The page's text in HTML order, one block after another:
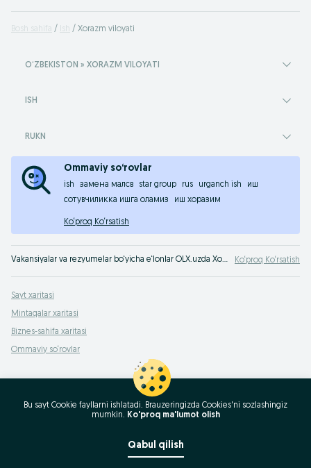
Bosh sahifa Ish Xorazm viloyati
OʻZBEKISTON » XORAZM VILOYATI
ISH
RUKN
Ommaviy so‘rovlar
ish замена малсв star group rus urganch ish
иш
сотувчиликка ишга оламиз
иш хоразим
Ko‘proq Ko‘rsatish
Vakansiyalar va rezyumelar bo‘yicha e‘lonlar OLX.uzda Xorazm viloyati. Ishga chiqish vaqti keldi - O‘zbekistonning minglab ish beruvchilari sizni qidirmoqda! Ko‘proq Ko‘rsatish
Sayt xaritasi
Mintaqalar xaritasi
Biznes-sahifa xaritasi
Ommaviy so‘rovlar
Bu sayt Cookie fayllarni ishlatadi. Brauzeringizda Cookies'ni sozlashingiz
mumkin. Ko'proq ma'lumot olish
Qabul qilish